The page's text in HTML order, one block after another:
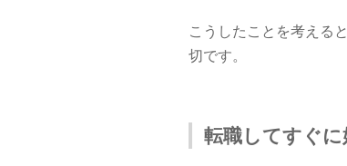
こうしたことを考える
切です。
転職してすぐに